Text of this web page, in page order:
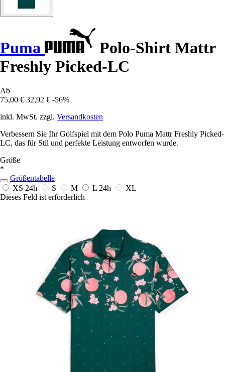
Puma
Polo-Shirt Mattr
Freshly Picked-LC
Ab
75,00 € 32,92 € -56%
inkl. MwSt. zzgl. Versandkosten
Verbessern Sie Ihr Golfspiel mit dem Polo Puma Mattr Freshly Picked-
LC, das für Stil und perfekte Leistung entworfen wurde.
Größe
*
Größentabelle
XS 24h S M L 24h
XL
Dieses Feld ist erforderlich